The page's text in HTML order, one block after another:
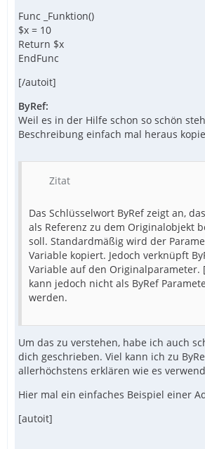
Func _Funktion()
$x = 10
Return $x
EndFunc
[/autoit]
ByRef:
Weil es in der Hilfe schon so schön
Beschreibung einfach mal heraus
Zitat
Das Schlüsselwort ByRef zeigt an,
als Referenz zu dem Originalobjekt
soll. Standardmäßig wird der
Variable kopiert. Jedoch verknüpft
Variable auf den Originalparameter.
kann jedoch nicht als ByRef
werden.
Um das zu verstehen, habe ich auch
dich geschrieben. Viel kann ich zu
allerhöchstens erklären wie es
Hier mal ein einfaches Beispiel einer
[autoit]